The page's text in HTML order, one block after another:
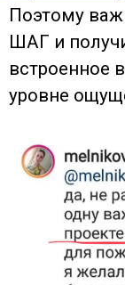
Поэтому
ШАГ и
встроенное
уровне